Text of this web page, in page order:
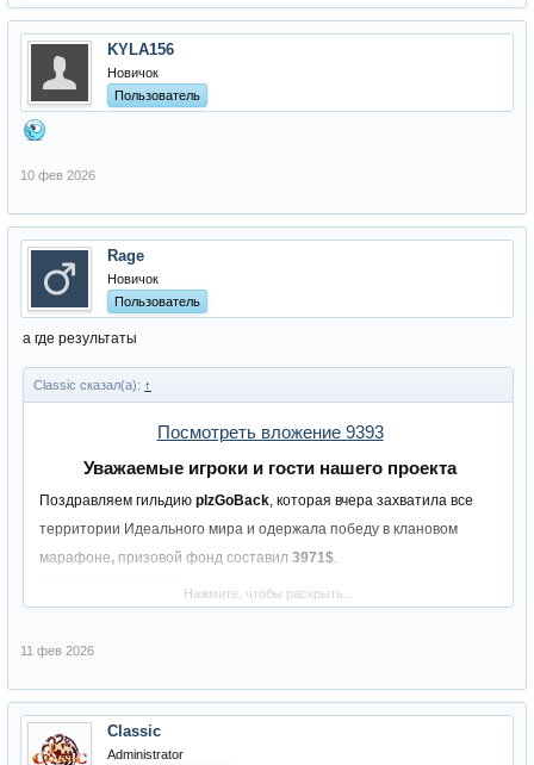
KYLA156
Новичок
Пользователь
10 фев 2026
Rage
Новичок
Пользователь
а где результаты
Classic сказал(а): ↑
Посмотреть вложение 9393
Уважаемые игроки и гости нашего проекта
Поздравляем гильдию plzGoBack , которая вчера захватила все
территории Идеального мира и одержала победу в клановом
марафоне, призовой фонд составил 3971$
запущены новые марафоны с общим призовым фондом в5000$+:
Марафон Владений:
Нажмите, чтобы раскрыть...
11 фев 2026
Classic
Administrator